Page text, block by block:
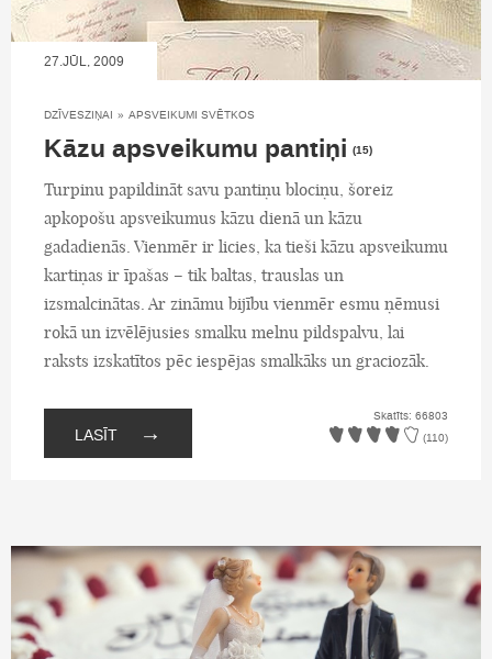
27.JŪL, 2009
DZĪVESZIŅAI » APSVEIKUMI SVĒTKOS
Kāzu apsveikumu pantiņi (15)
Turpinu papildināt savu pantiņu blociņu, šoreiz
apkopošu apsveikumus kāzu dienā un kāzu
gadadienās. Vienmēr ir licies, ka tieši kāzu apsveikumu
kartiņas ir īpašas – tik baltas, trauslas un
izsmalcinātas. Ar zināmu bijību vienmēr esmu ņēmusi
rokā un izvēlējusies smalku melnu pildspalvu, lai
raksts izskatītos pēc iespējas smalkāks un graciozāk.
LASĪT →
Skatīts: 66803
(110)